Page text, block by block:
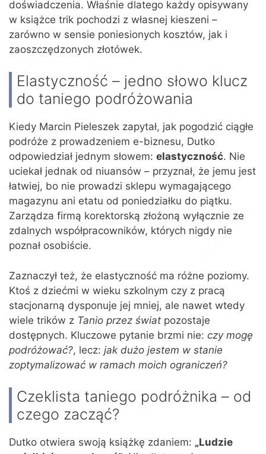
doświadczenia. Właśnie dlatego każdy opisywany
w książce trik pochodzi z własnej kieszeni –
zarówno w sensie poniesionych kosztów, jak i
zaoszczędzonych złotówek.
Elastyczność – jedno słowo klucz
do taniego podróżowania
Kiedy Marcin Pieleszek zapytał, jak pogodzić ciągłe
podróże z prowadzeniem e-biznesu, Dutko
odpowiedział jednym słowem: elastyczność. Nie
uciekał jednak od niuansów – przyznał, że jemu jest
łatwiej, bo nie prowadzi sklepu wymagającego
magazynu ani etatu od poniedziałku do piątku.
Zarządza firmą korektorską złożoną wyłącznie ze
zdalnych współpracowników, których nigdy nie
poznał osobiście.
Zaznaczył też, że elastyczność ma różne poziomy.
Ktoś z dziećmi w wieku szkolnym czy z pracą
stacjonarną dysponuje jej mniej, ale nawet wtedy
wiele trików z Tanio przez świat pozostaje
dostępnych. Kluczowe pytanie brzmi nie: czy mogę
podróżować?, lecz: jak dużo jestem w stanie
zoptymalizować w ramach moich ograniczeń?
Czeklista taniego podróżnika – od
czego zacząć?
Dutko otwiera swoją książkę zdaniem: „Ludzie